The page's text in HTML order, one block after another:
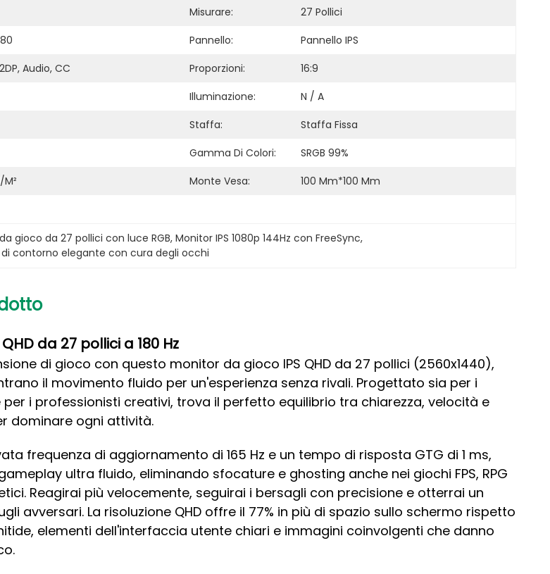
Misurare:
27 Pollici
Pannello:
Pannello IPS
Audio, CC Proporzioni:
16:9
Illuminazione:
N / A
Staffa:
Staffa Fissa
Gamma Di Colori:
SRGB 99%
Monte Vesa:
100 Mm*100 Mm
gioco da 27 pollici con luce RGB, Monitor IPS 1080p 144Hz con FreeSync,
contorno elegante con cura degli occhi
da 27 pollici a 180 Hz
di gioco con questo monitor da gioco IPS QHD da 27 pollici (2560x1440),
il movimento fluido per un'esperienza senza rivali. Progettato sia per i
i professionisti creativi, trova il perfetto equilibrio tra chiarezza, velocità e
dominare ogni attività.
frequenza di aggiornamento di 165 Hz e un tempo di risposta GTG di 1 ms,
ultra fluido, eliminando sfocature e ghosting anche nei giochi FPS, RPG
Reagirai più velocemente, seguirai i bersagli con precisione e otterrai un
avversari. La risoluzione QHD offre il 77% in più di spazio sullo schermo rispetto
elementi dell'interfaccia utente chiari e immagini coinvolgenti che danno